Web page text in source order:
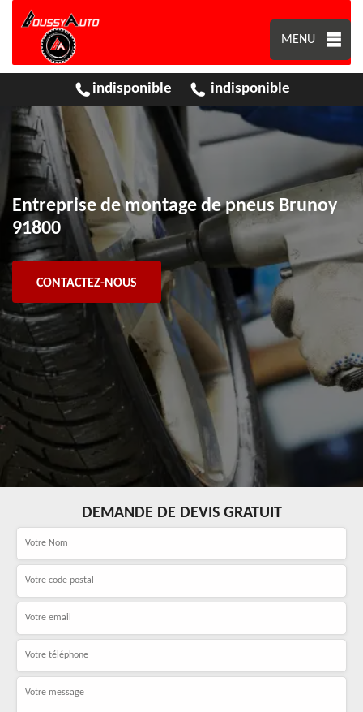
MENU
indisponible indisponible
Entreprise de montage de pneus Brunoy
91800
CONTACTEZ-NOUS
DEMANDE DE DEVIS GRATUIT